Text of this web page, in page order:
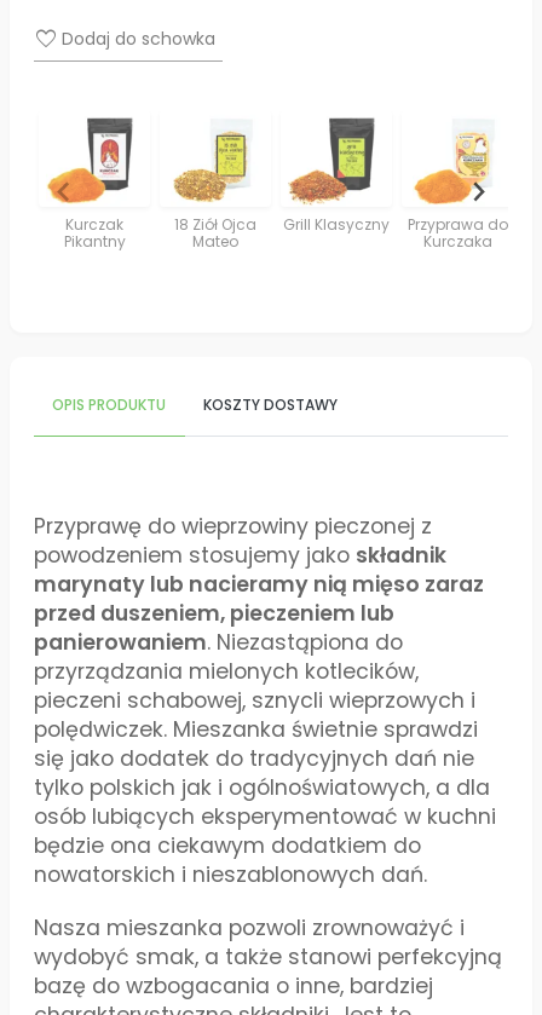
favorite Dodaj do schowka
Kurczak
Pikantny
18 Ziół Ojca
Mateo
Grill Klasyczny
Przyprawa do
Kurczaka
OPIS PRODUKTU KOSZTY DOSTAWY
Przyprawę do wieprzowiny pieczonej z
powodzeniem stosujemy jako składnik
marynaty lub nacieramy nią mięso zaraz
przed duszeniem, pieczeniem lub
panierowaniem. Niezastąpiona do
przyrządzania mielonych kotlecików,
pieczeni schabowej, sznycli wieprzowych i
polędwiczek. Mieszanka świetnie sprawdzi
się jako dodatek do tradycyjnych dań nie
tylko polskich jak i ogólnoświatowych, a dla
osób lubiących eksperymentować w kuchni
będzie ona ciekawym dodatkiem do
nowatorskich i nieszablonowych dań.
Nasza mieszanka pozwoli zrownoważyć i
wydobyć smak, a także stanowi perfekcyjną
bazę do wzbogacania o inne, bardziej